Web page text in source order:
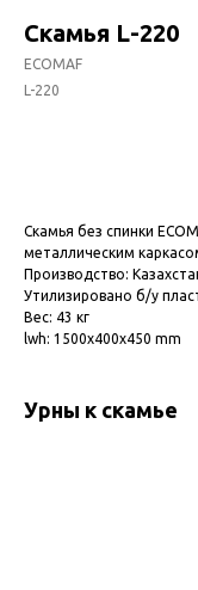
Скамья L-220
ECOMAF
L-220
Скамья без спинки
металлическим
Производство:
Утилизировано б/у
Вес: 43 кг
lwh: 1500x400x450 mm
Урны к скамье